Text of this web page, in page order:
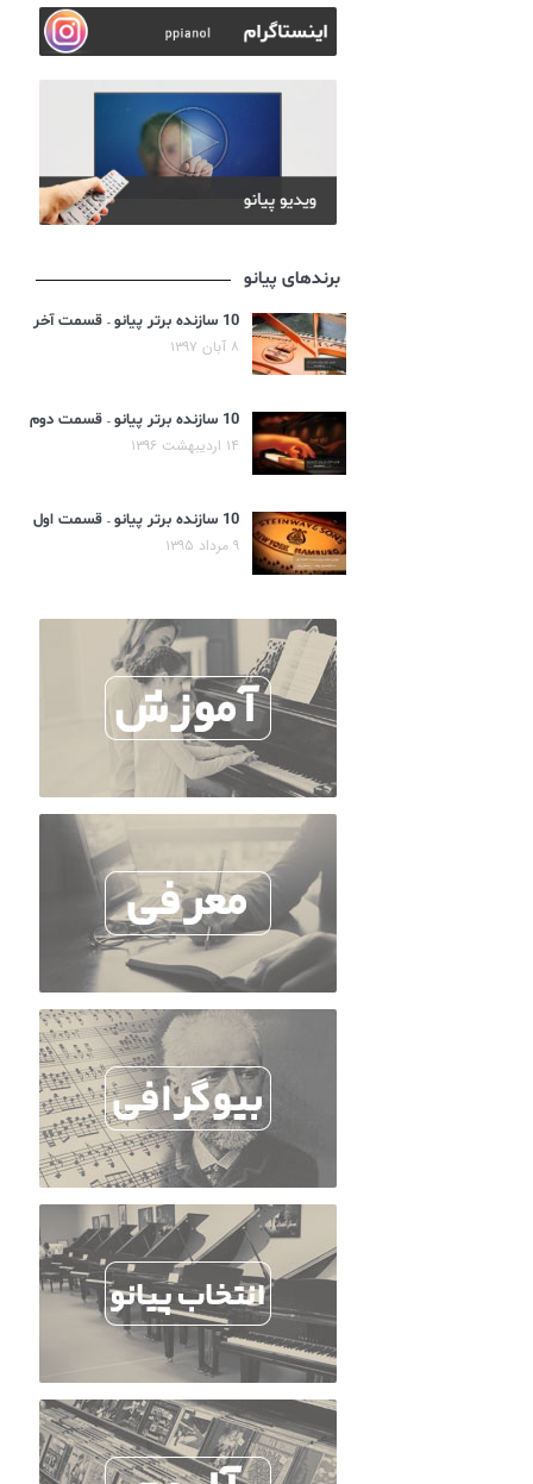
برندهای پیانو
10 سازنده برتر پیانو – قسمت آخر
۸ آبان ۱۳۹۷
10 سازنده برتر پیانو – قسمت دوم
۱۴ اردیبهشت ۱۳۹۶
10 سازنده برتر پیانو – قسمت اول
۹ مرداد ۱۳۹۵